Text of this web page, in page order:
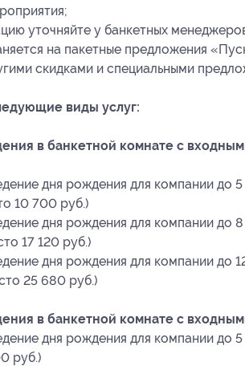
уточняйте у банкетных
на пакетные предложения
скидками и специальными
виды услуг:
в банкетной комнате с
дня рождения для компании до 5
10 700 руб.)
дня рождения для компании до 8
17 120 руб.)
дня рождения для компании до
25 680 руб.)
в банкетной комнате с
дня рождения для компании до 5
руб.)